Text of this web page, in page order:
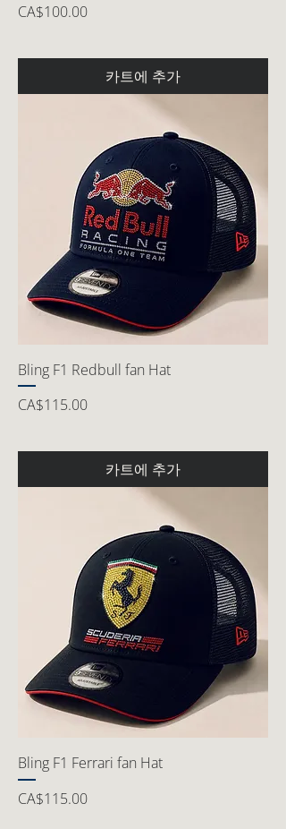
가격
CA$100.00
카트에 추가
Bling F1 Redbull fan Hat
가격
CA$115.00
카트에 추가
Bling F1 Ferrari fan Hat
가격
CA$115.00